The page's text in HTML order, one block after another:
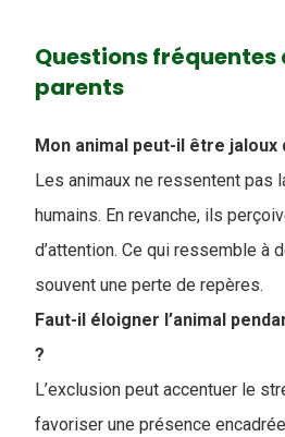
Questions fréquentes
parents
Mon animal peut-il être jaloux
Les animaux ne ressentent pas
humains. En revanche, ils
d’attention. Ce qui ressemble à
souvent une perte de repères.
Faut-il éloigner l’animal
?
L’exclusion peut accentuer le
favoriser une présence